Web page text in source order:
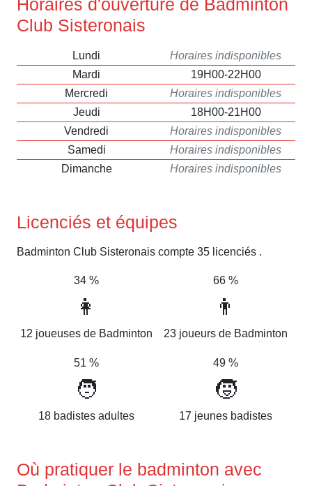
Horaires d'ouverture de Badminton
Club Sisteronais
Lundi
Horaires indisponibles
Mardi
19H00-22H00
Mercredi
Horaires indisponibles
Jeudi
18H00-21H00
Vendredi
Horaires indisponibles
Samedi
Horaires indisponibles
Dimanche
Horaires indisponibles
Licenciés et équipes
Badminton Club Sisteronais compte 35 licenciés .
34 % 66 %
👩 👨
12 joueuses de Badminton 23 joueurs de Badminton
51 % 49 %
🧑 🧒
18 badistes adultes 17 jeunes badistes
Où pratiquer le badminton avec